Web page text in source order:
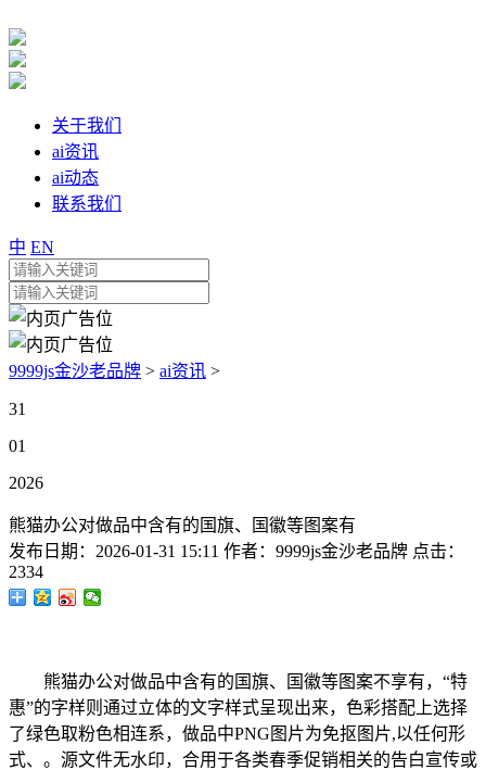
关于我们
ai资讯
ai动态
联系我们
中 EN
9999js金沙老品牌 > ai资讯 >
31
01
2026
熊猫办公对做品中含有的国旗、国徽等图案有
发布日期： 2026-01-31 15:11 作者： 9999js金沙老品牌 点击：
2334
熊猫办公对做品中含有的国旗、国徽等图案不享有，“特
惠”的字样则通过立体的文字样式呈现出来，色彩搭配上选择
了绿色取粉色相连系，做品中PNG图片为免抠图片,以任何形
式、。源文件无水印，合用于各类春季促销相关的告白宣传或